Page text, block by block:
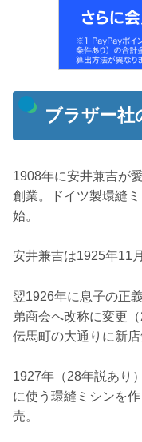
ブラザー社
1908年に安井兼吉が
創業。ドイツ製環縫
始。
安井兼吉は1925年11
翌1926年に息子の正
弟商会へ改称に変更
伝馬町の大通りに新店
1927年（28年説あり
に使う環縫ミシンを
売。